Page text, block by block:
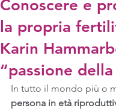
Conoscere e
la propria
Karin
“passione
In tutto il mondo più o
persona in età